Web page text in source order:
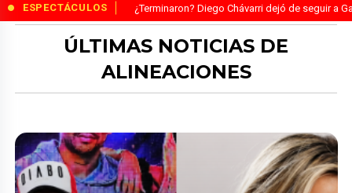
ESPECTÁCULOS ¿Terminaron? Diego Chávarri dejó de seguir a
ÚLTIMAS NOTICIAS DE
ALINEACIONES